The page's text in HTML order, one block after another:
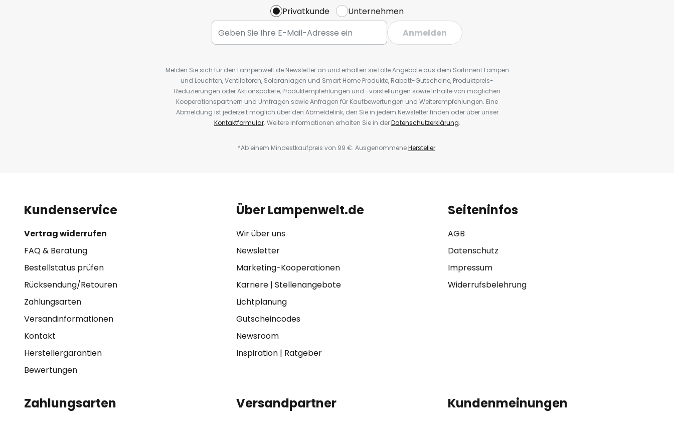
Privatkunde
Unternehmen
Anmelden
Melden Sie sich für den Lampenwelt.de Newsletter an und erhalten sie tolle Angebote aus dem Sortiment Lampen
und Leuchten, Ventilatoren, Solaranlagen und Smart Home Produkte, Rabatt-Gutscheine, Produktpreis-
Reduzierungen oder Aktionspakete, Produktempfehlungen und -vorstellungen sowie Inhalte von möglichen
Kooperationspartnern und Umfragen sowie Anfragen für Kaufbewertungen und Weiterempfehlungen. Eine
Abmeldung ist jederzeit möglich über den Abmeldelink, den Sie in jedem Newsletter finden oder über unser
Kontaktformular. Weitere Informationen erhalten Sie in derDatenschutzerklärung.
*Ab einem Mindestkaufpreis von 99 €. AusgenommeneHersteller.
Kundenservice
Vertrag widerrufen
FAQ & Beratung
Bestellstatus prüfen
Rücksendung/Retouren
Zahlungsarten
Versandinformationen
Kontakt
Herstellergarantien
Bewertungen
Über Lampenwelt.de
Wir über uns
Newsletter
Marketing-Kooperationen
Karriere| Stellenangebote
Lichtplanung
Gutscheincodes
Newsroom
Inspiration| Ratgeber
Seiteninfos
AGB
Datenschutz
Impressum
Widerrufsbelehrung
Zahlungsarten Versandpartner Kundenmeinungen